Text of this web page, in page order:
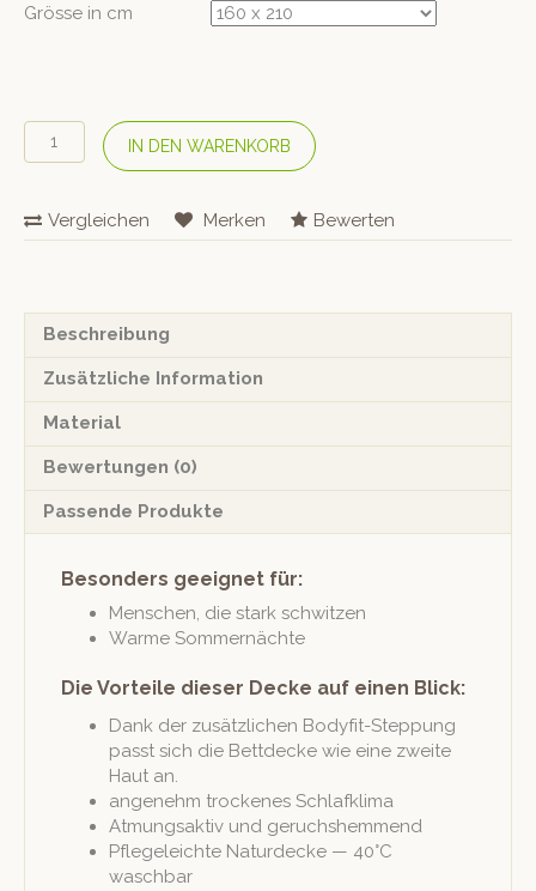
Grösse in cm
HEFEL
Sommer-
«Pure
Wool»
IN DEN WARENKORB
Vergleichen Merken Bewerten
Beschreibung
Zusätzliche Information
Material
Bewertungen (0)
Passende Produkte
Besonders geeignet für:
Men­schen, die stark schwitzen
Warme Som­mernächte
Die Vorteile dieser Decke auf einen Blick:
Dank der zusät­zlichen Body­fit-Step­pung
passt sich die Bettdecke wie eine zweite
Haut an.
angenehm trock­enes Schlafklima
Atmungsak­tiv und geruchshemmend
Pflegele­ichte Natur­decke — 40°C
waschbar